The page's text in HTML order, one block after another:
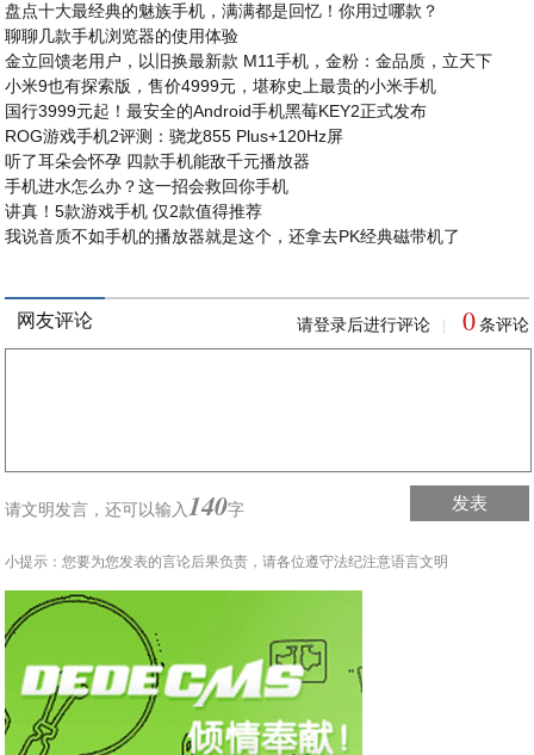
盘点十大最经典的魅族手机，满满都是回忆！你用过哪款？
聊聊几款手机浏览器的使用体验
金立回馈老用户，以旧换最新款 M11手机，金粉：金品质，立天下
小米9也有探索版，售价4999元，堪称史上最贵的小米手机
国行3999元起！最安全的Android手机黑莓KEY2正式发布
ROG游戏手机2评测：骁龙855 Plus+120Hz屏
听了耳朵会怀孕 四款手机能敌千元播放器
手机进水怎么办？这一招会救回你手机
讲真！5款游戏手机 仅2款值得推荐
我说音质不如手机的播放器就是这个，还拿去PK经典磁带机了
网友评论 请登录后进行评论 0 条评论
请文明发言，还可以输入 140字 发表
小提示：您要为您发表的言论后果负责，请各位遵守法纪注意语言文明